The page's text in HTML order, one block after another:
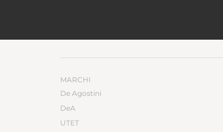
MARCHI
De Agostini
DeA
UTET